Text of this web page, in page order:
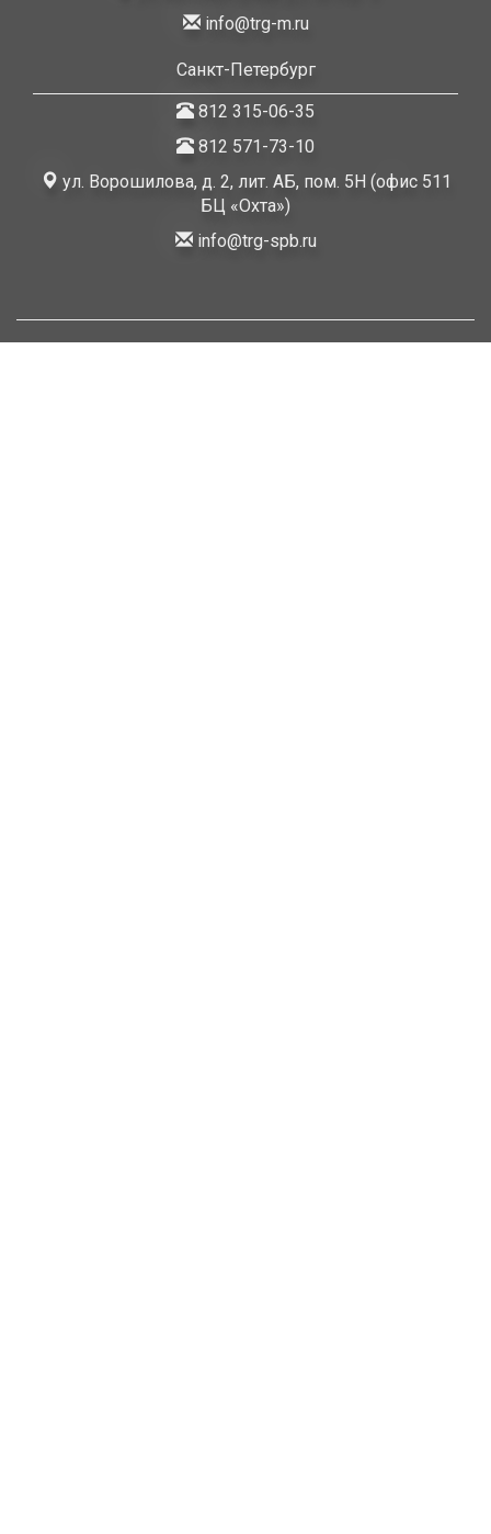
info@trg-m.ru
Санкт-Петербург
812 315-06-35
812 571-73-10
ул. Ворошилова, д. 2, лит. АБ, пом. 5Н (офис 511
БЦ «Охта»)
info@trg-spb.ru